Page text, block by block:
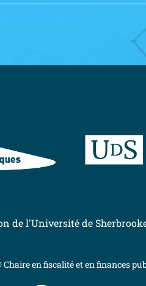
de l'Université de
en fiscalité et en finances